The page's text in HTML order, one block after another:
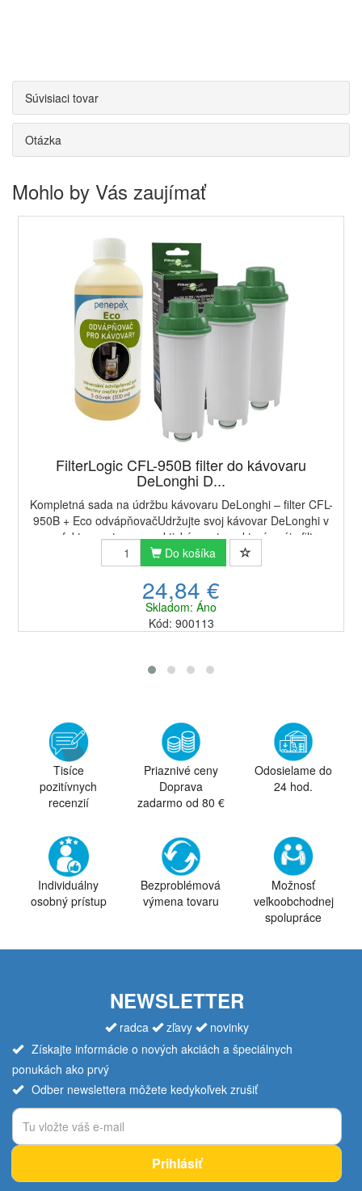
Súvisiaci tovar
Otázka
Mohlo by Vás zaujímať
FilterLogic CFL-950B filter do kávovaru
DeLonghi D...
Kompletná sada na údržbu kávovaru DeLonghi – filter CFL-
950B + Eco odvápňovačUdržujte svoj kávovar DeLonghi v
perfektnom stave s praktickým setom, ktorý spája filtr
FilterLogic CFL-950B a ekologický u...
Do košíka
24,84 €
Skladom: Áno
Kód: 900113
Tisíce
pozitívnych
recenzií
Priaznivé ceny
Doprava
zadarmo od 80 €
Odosielame do
24 hod.
Individuálny
osobný prístup
Bezproblémová
výmena tovaru
Možnosť
veľkoobchodnej
spolupráce
NEWSLETTER
radca zľavy
novinky
Získajte informácie o nových akciách a špeciálnych
ponukách ako prvý
Odber newslettera môžete kedykoľvek zrušiť
Prihlásiť